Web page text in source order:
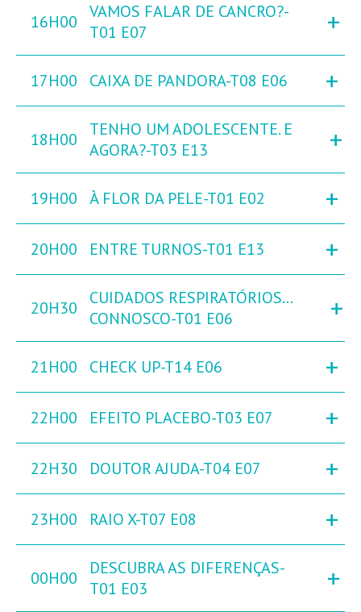
16H00
VAMOS FALAR DE CANCRO?-
T01 E07
+
17H00 CAIXA DE PANDORA-T08 E06 +
18H00
TENHO UM ADOLESCENTE. E
AGORA?-T03 E13
+
19H00 À FLOR DA PELE-T01 E02 +
20H00 ENTRE TURNOS-T01 E13 +
20H30
CUIDADOS RESPIRATÓRIOS…
CONNOSCO-T01 E06
+
21H00 CHECK UP-T14 E06 +
22H00 EFEITO PLACEBO-T03 E07 +
22H30 DOUTOR AJUDA-T04 E07 +
23H00 RAIO X-T07 E08 +
00H00
DESCUBRA AS DIFERENÇAS-
T01 E03
+